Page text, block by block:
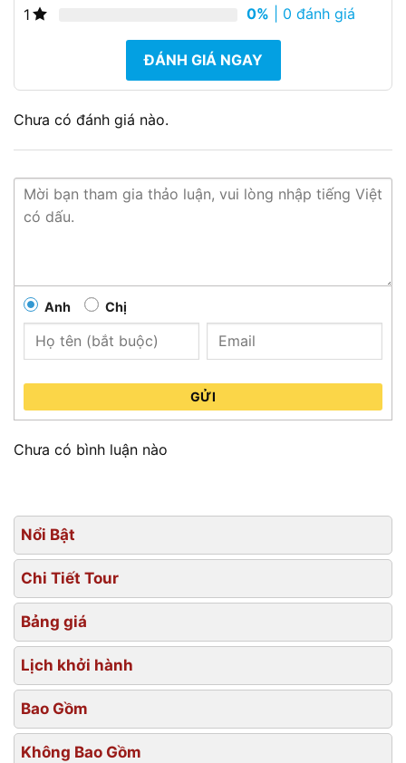
1
0% | 0 đánh giá
ĐÁNH GIÁ NGAY
Chưa có đánh giá nào.
Anh Chị
GỬI
Chưa có bình luận nào
Nổi Bật
Chi Tiết Tour
Bảng giá
Lịch khởi hành
Bao Gồm
Không Bao Gồm